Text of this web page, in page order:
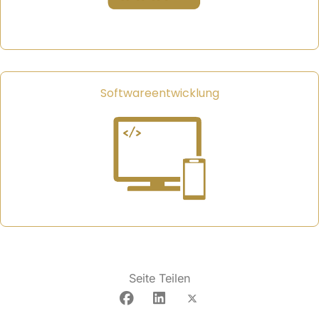
Softwareentwicklung
Seite Teilen